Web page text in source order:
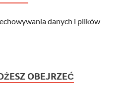
danych i plików
OBEJRZEĆ